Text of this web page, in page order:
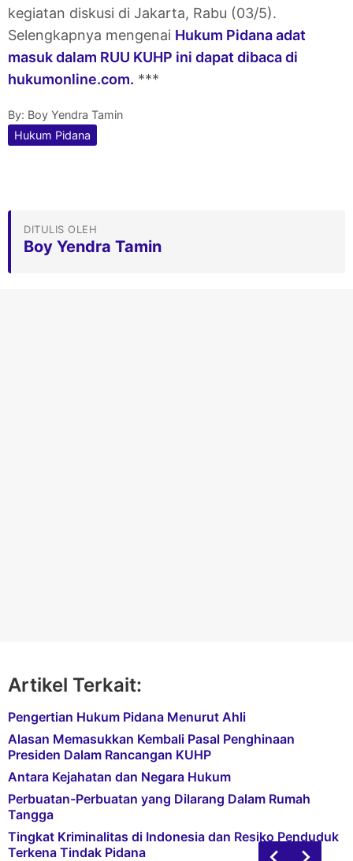
kegiatan diskusi di Jakarta, Rabu (03/5).
Selengkapnya mengenai Hukum Pidana adat
masuk dalam RUU KUHP ini dapat dibaca di
hukumonline.com. ***
By: Boy Yendra Tamin
Hukum Pidana
DITULIS OLEH
Boy Yendra Tamin
Artikel Terkait:
Pengertian Hukum Pidana Menurut Ahli
Alasan Memasukkan Kembali Pasal Penghinaan
Presiden Dalam Rancangan KUHP
Antara Kejahatan dan Negara Hukum
Perbuatan-Perbuatan yang Dilarang Dalam Rumah
Tangga
Tingkat Kriminalitas di Indonesia dan Resiko Penduduk
Terkena Tindak Pidana